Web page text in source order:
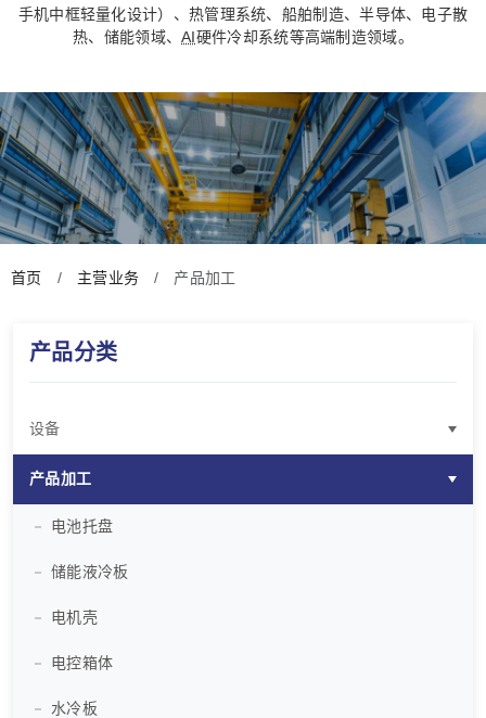
手机中框轻量化设计）、热管理系统、船舶制造、半导体、电子散
热、储能领域、AI硬件冷却系统等高端制造领域。
首页 主营业务 产品加工
产品分类
设备
搅拌摩擦焊接设备（FSW）
加工中心（CNC）
产线规划
产品加工
电池托盘
储能液冷板
电机壳
电控箱体
水冷板